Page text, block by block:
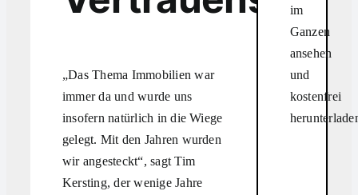
„Das Thema Immobilien war
immer da und wurde uns
insofern natürlich in die Wiege
gelegt. Mit den Jahren wurden
wir angesteckt“, sagt Tim
Kersting, der wenige Jahre
im
Ganzen
ansehen
und
kostenfrei